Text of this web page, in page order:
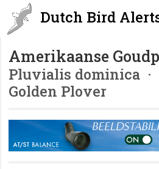
Dutch Bird
Amerikaanse
Pluvialis dominica
Golden Plover